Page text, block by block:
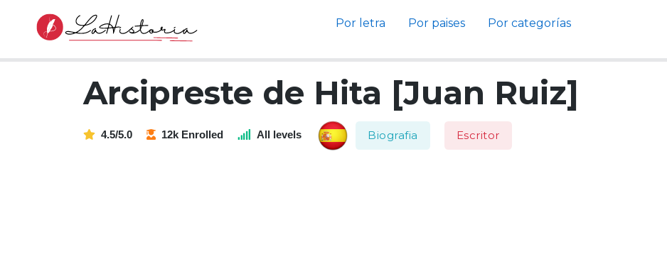
Por letra Por paises Por categorías
Arcipreste de Hita [Juan Ruiz]
4.5/5.0 12k Enrolled All levels Biografia Escritor